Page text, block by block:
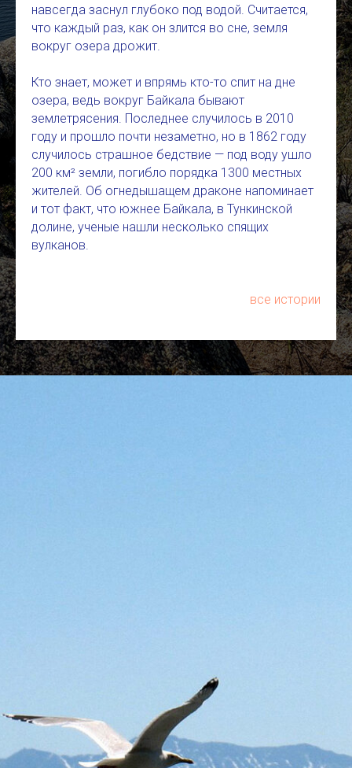
навсегда заснул глубоко под водой. Считается,
что каждый раз, как он злится во сне, земля
вокруг озера дрожит.
Кто знает, может и впрямь кто-то спит на дне
озера, ведь вокруг Байкала бывают
землетрясения. Последнее случилось в 2010
году и прошло почти незаметно, но в 1862 году
случилось страшное бедствие — под воду ушло
200 км² земли, погибло порядка 1300 местных
жителей. Об огнедышащем драконе напоминает
и тот факт, что южнее Байкала, в Тункинской
долине, ученые нашли несколько спящих
вулканов.
все истории